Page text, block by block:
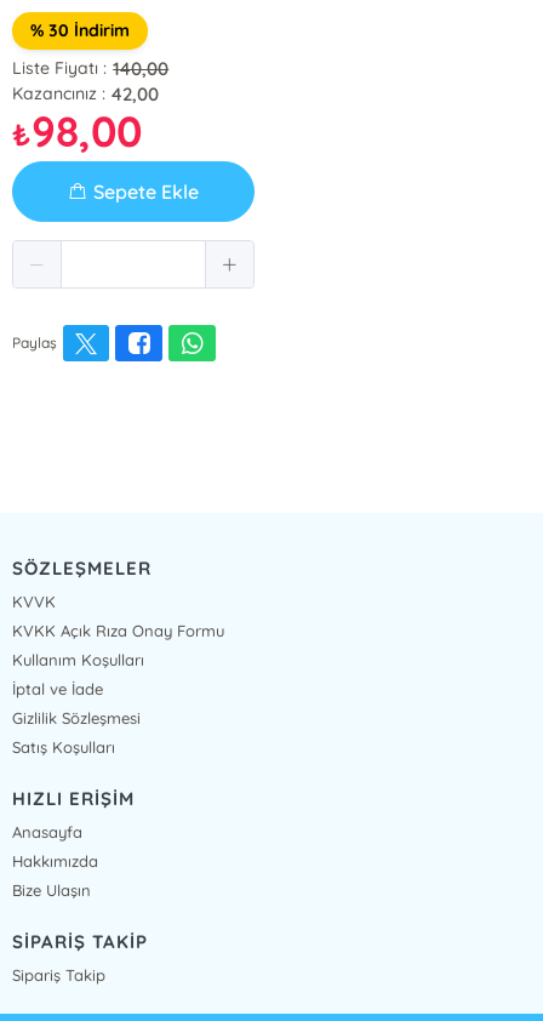
% 30 İndirim
Liste Fiyatı : 140,00
Kazancınız : 42,00
₺98,00
Sepete Ekle
Paylaş
SÖZLEŞMELER
KVVK
KVKK Açık Rıza Onay Formu
Kullanım Koşulları
İptal ve İade
Gizlilik Sözleşmesi
Satış Koşulları
HIZLI ERİŞİM
Anasayfa
Hakkımızda
Bize Ulaşın
SİPARİŞ TAKİP
Sipariş Takip